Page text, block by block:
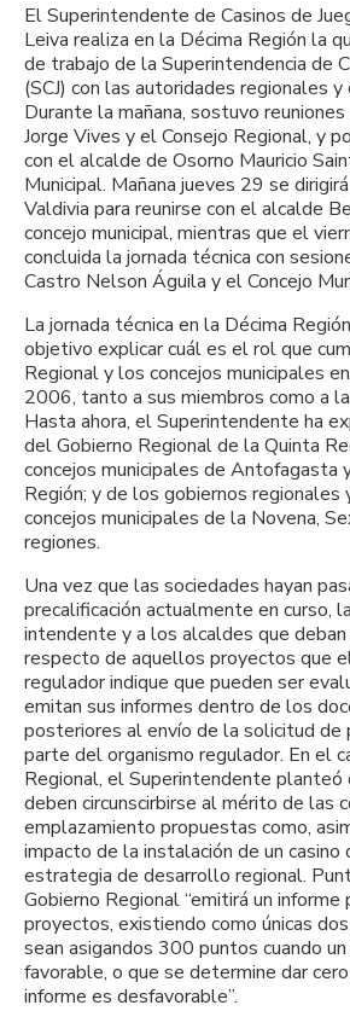
El Superintendente de Casinos de
Leiva realiza en la Décima Región la
de trabajo de la Superintendencia de
(SCJ) con las autoridades regionales
Durante la mañana, sostuvo
Jorge Vives y el Consejo Regional, y
con el alcalde de Osorno Mauricio
Municipal. Mañana jueves 29 se
Valdivia para reunirse con el alcalde
concejo municipal, mientras que el
concluida la jornada técnica con
Castro Nelson Águila y el Concejo
La jornada técnica en la Décima
objetivo explicar cuál es el rol que
Regional y los concejos municipales
2006, tanto a sus miembros como a
Hasta ahora, el Superintendente ha
del Gobierno Regional de la Quinta
concejos municipales de Antofagasta
Región; y de los gobiernos
concejos municipales de la Novena,
regiones.
Una vez que las sociedades hayan
precalificación actualmente en curso,
intendente y a los alcaldes que deban
respecto de aquellos proyectos que
regulador indique que pueden ser
emitan sus informes dentro de los
posteriores al envío de la solicitud de
parte del organismo regulador. En el
Regional, el Superintendente planteó
deben circunscirbirse al mérito de las
emplazamiento propuestas como,
impacto de la instalación de un casino
estrategia de desarrollo regional.
Gobierno Regional “emitirá un informe
proyectos, existiendo como únicas
sean asigandos 300 puntos cuando
favorable, o que se determine dar
informe es desfavorable”.